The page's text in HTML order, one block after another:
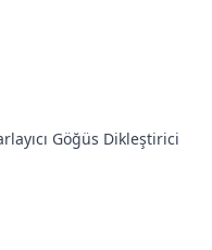
Göğüs Dikleştirici